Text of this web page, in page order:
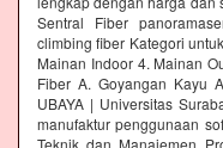
Sentral Fiber
climbing fiber Kategori
Mainan Indoor 4. Mainan
Fiber A. Goyangan Kayu
UBAYA | Universitas
manufaktur penggunaan
Teknik dan Manajemen